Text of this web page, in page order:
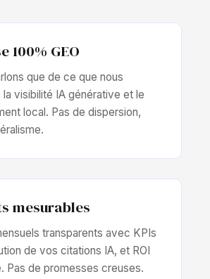
100% GEO
que de ce que nous
la visibilité IA générative et le
local. Pas de dispersion,
mesurables
transparents avec KPIs
de vos citations IA, et ROI
Pas de promesses creuses.